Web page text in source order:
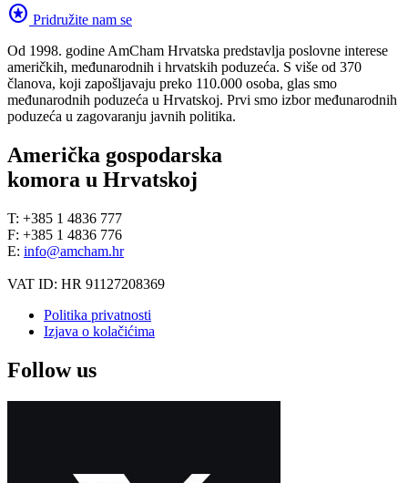
stars Pridružite nam se
Od 1998. godine AmCham Hrvatska predstavlja poslovne interese
američkih, međunarodnih i hrvatskih poduzeća. S više od 370
članova, koji zapošljavaju preko 110.000 osoba, glas smo
međunarodnih poduzeća u Hrvatskoj. Prvi smo izbor međunarodnih
poduzeća u zagovaranju javnih politika.
Američka gospodarska
komora u Hrvatskoj
T: +385 1 4836 777
F: +385 1 4836 776
E: info@amcham.hr
VAT ID: HR 91127208369
Politika privatnosti
Izjava o kolačićima
Follow us